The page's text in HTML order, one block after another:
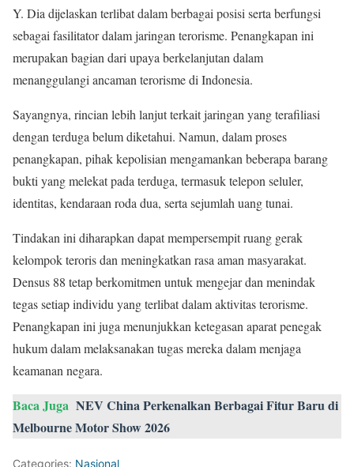
Y. Dia dijelaskan terlibat dalam berbagai posisi serta berfungsi
sebagai fasilitator dalam jaringan terorisme. Penangkapan ini
merupakan bagian dari upaya berkelanjutan dalam
menanggulangi ancaman terorisme di Indonesia.
Sayangnya, rincian lebih lanjut terkait jaringan yang terafiliasi
dengan terduga belum diketahui. Namun, dalam proses
penangkapan, pihak kepolisian mengamankan beberapa barang
bukti yang melekat pada terduga, termasuk telepon seluler,
identitas, kendaraan roda dua, serta sejumlah uang tunai.
Tindakan ini diharapkan dapat mempersempit ruang gerak
kelompok teroris dan meningkatkan rasa aman masyarakat.
Densus 88 tetap berkomitmen untuk mengejar dan menindak
tegas setiap individu yang terlibat dalam aktivitas terorisme.
Penangkapan ini juga menunjukkan ketegasan aparat penegak
hukum dalam melaksanakan tugas mereka dalam menjaga
keamanan negara.
Baca Juga NEV China Perkenalkan Berbagai Fitur Baru di
Melbourne Motor Show 2026
Categories: Nasional